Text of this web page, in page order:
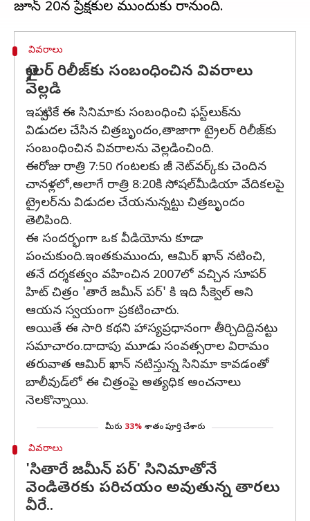
వివరాలు
ట్రైలర్‌ రిలీజ్‌కు సంబంధించిన వివరాలు
వెల్లడి
ఇప్పటికే ఈ సినిమాకు సంబంధించి ఫస్ట్‌లుక్‌ను
విడుదల చేసిన చిత్రబృందం,తాజాగా ట్రైలర్‌ రిలీజ్‌కు
సంబంధించిన వివరాలను వెల్లడించింది.
ఈరోజు రాత్రి 7:50 గంటలకు జీ నెట్‌వర్క్‌కు చెందిన
చానళ్లలో,అలాగే రాత్రి 8:20కి సోషల్‌మీడియా వేదికలపై
ట్రైలర్‌ను విడుదల చేయనున్నట్టు చిత్రబృందం
తెలిపింది.
ఈ సందర్భంగా ఒక వీడియోను కూడా
పంచుకుంది.ఇంతకుముందు, ఆమిర్‌ ఖాన్‌ నటించి,
తనే దర్శకత్వం వహించిన 2007లో వచ్చిన సూపర్
హిట్ చిత్రం 'తారే జమీన్ పర్‌' కి ఇది సీక్వెల్ అని
ఆయన స్వయంగా ప్రకటించారు.
అయితే ఈ సారి కథని హాస్యప్రధానంగా తీర్చిదిద్దినట్టు
సమాచారం.దాదాపు మూడు సంవత్సరాల విరామం
తరువాత ఆమిర్‌ ఖాన్ నటిస్తున్న సినిమా కావడంతో
బాలీవుడ్‌లో ఈ చిత్రంపై అత్యధిక అంచనాలు
నెలకొన్నాయి.
మీరు 33% శాతం పూర్తి చేశారు
వివరాలు
'సితారే జమీన్ పర్‌' సినిమాతోనే
వెండితెరకు పరిచయం అవుతున్న తారలు
వీరే..